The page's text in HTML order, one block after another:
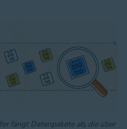
fängt Datenpakete ab, die über